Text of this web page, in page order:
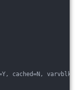
cached=N,